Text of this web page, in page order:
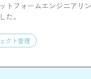
トフォームエンジニアリ
た。
クト管理